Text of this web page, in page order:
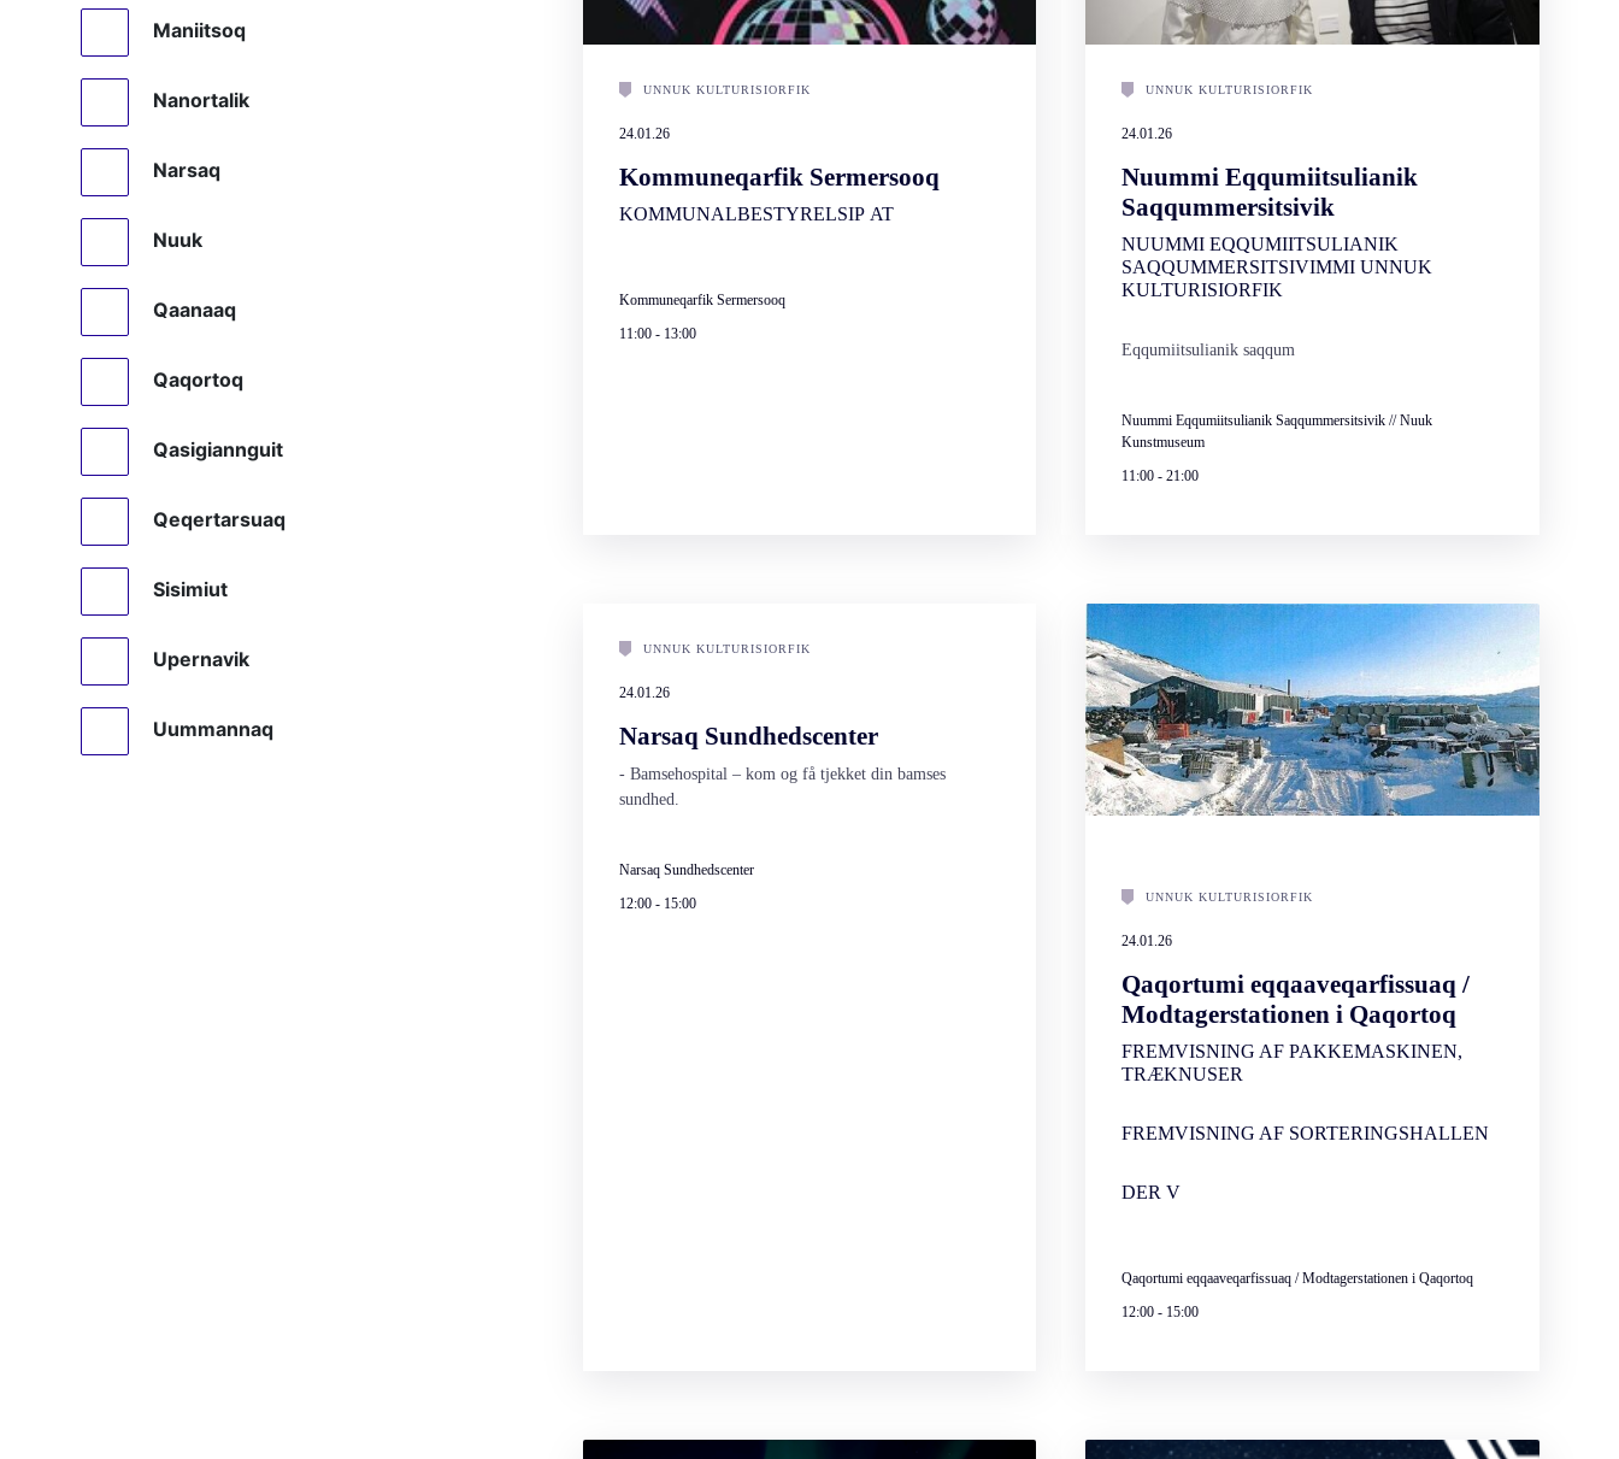
Maniitsoq
Nanortalik
Narsaq
Nuuk
Qaanaaq
Qaqortoq
Qasigiannguit
Qeqertarsuaq
Sisimiut
Upernavik
Uummannaq
UNNUK KULTURISIORFIK
24.01.26
Kommuneqarfik Sermersooq
KOMMUNALBESTYRELSIP AT
Kommuneqarfik Sermersooq
11:00- 13:00
UNNUK KULTURISIORFIK
24.01.26
Nuummi Eqqumiitsulianik
Saqqummersitsivik
NUUMMI EQQUMIITSULIANIK
SAQQUMMERSITSIVIMMI UNNUK
KULTURISIORFIK
Eqqumiitsulianik saqqum
Nuummi Eqqumiitsulianik Saqqummersitsivik // Nuuk
Kunstmuseum
11:00 -21:00
UNNUK KULTURISIORFIK
24.01.26
Narsaq Sundhedscenter
- Bamsehospital – kom og få tjekket din bamses
sundhed.
Narsaq Sundhedscenter
12:00- 15:00 UNNUK KULTURISIORFIK
24.01.26
Qaqortumi eqqaaveqarfissuaq /
Modtagerstationen i Qaqortoq
FREMVISNING AF PAKKEMASKINEN,
TRÆKNUSER
FREMVISNING AF SORTERINGSHALLEN
DER V
Qaqortumi eqqaaveqarfissuaq / Modtagerstationen i Qaqortoq
12:00 - 15:00